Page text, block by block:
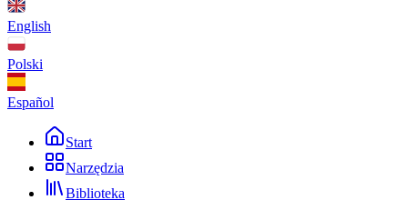
English
Polski
Español
Start
Narzędzia
Biblioteka